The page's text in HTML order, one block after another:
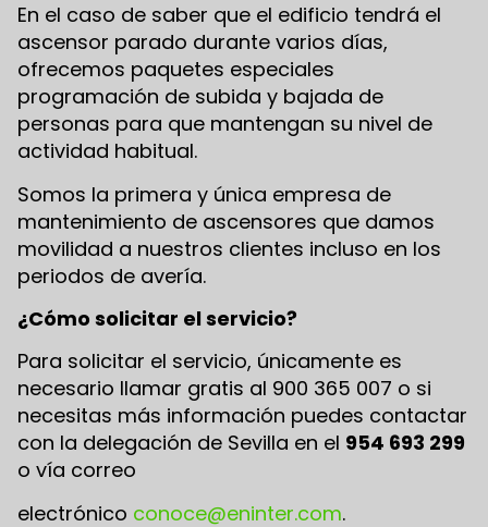
En el caso de saber que el edificio tendrá el
ascensor parado durante varios días,
ofrecemos paquetes especiales
programación de subida y bajada de
personas para que mantengan su nivel de
actividad habitual.
Somos la primera y única empresa de
mantenimiento de ascensores que damos
movilidad a nuestros clientes incluso en los
periodos de avería.
¿Cómo solicitar el servicio?
Para solicitar el servicio, únicamente es
necesario llamar gratis al 900 365 007 o si
necesitas más información puedes contactar
con la delegación de Sevilla en el 954 693 299
o vía correo
electrónico conoce@eninter.com.